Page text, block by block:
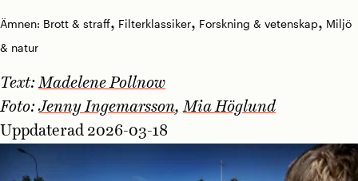
Ämnen: Brott & straff, Filterklassiker, Forskning & vetenskap, Miljö
& natur
Text:Madelene Pollnow
Foto: Jenny Ingemarsson,Mia Höglund
Uppdaterad 2026-03-18